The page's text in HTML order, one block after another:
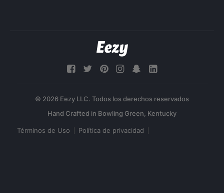
© 2026 Eezy LLC. Todos los derechos reservados
Términos de Uso Política de privacidad